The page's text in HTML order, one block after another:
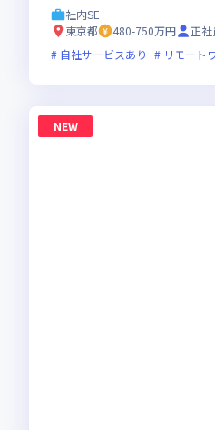
社内SE
東京都
480-750万円
正社
自社サービスあり
リモート
NEW